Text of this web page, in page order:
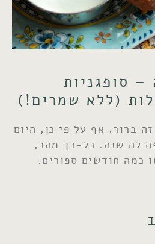
סופגניות
(ללא שמרים!)
ברור. אף על פי כן, היום
לה שנה. כל-כך מהר,
כמה חודשים ספורים.